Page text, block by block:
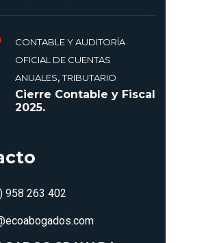
CONTABLE Y AUDITORÍA
OFICIAL DE CUENTAS
ANUALES,TRIBUTARIO
Cierre Contable y Fiscal
2025.
958 263 402